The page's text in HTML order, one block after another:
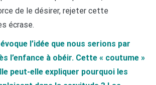
de le désirer, rejeter cette
écrase.
l’idée que nous serions par
l’enfance à obéir. Cette « coutume »
peut-elle expliquer pourquoi les